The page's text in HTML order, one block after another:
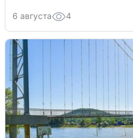
6 августа 4